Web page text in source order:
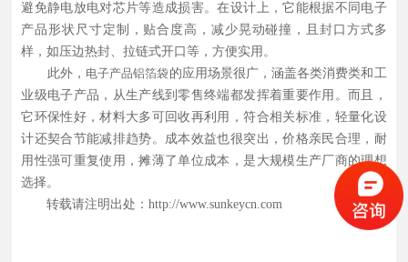
避免静电放电对芯片等造成损害。在设计上，它能根据不同电子
产品形状尺寸定制，贴合度高，减少晃动碰撞，且封口方式多
样，如压边热封、拉链式开口等，方便实用。
此外， 电子产品铝箔袋 的应用场景很广，涵盖各类消费类和工
业级电子产品，从生产线到零售终端都发挥着重要作用。而且，
它环保性好，材料大多可回收再利用，符合相关标准，轻量化设
计还契合节能减排趋势。成本效益也很突出，价格亲民合理，耐
用性强可重复使用，摊薄了单位成本，是大规模生产厂商的理想
选择。
转载请注明出处：http://www.sunkeycn.com